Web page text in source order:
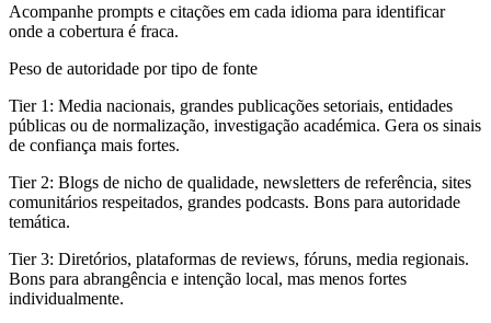
Acompanhe prompts e citações em cada idioma para identificar
onde a cobertura é fraca.
Peso de autoridade por tipo de fonte
Tier 1: Media nacionais, grandes publicações setoriais, entidades
públicas ou de normalização, investigação académica. Gera os sinais
de confiança mais fortes.
Tier 2: Blogs de nicho de qualidade, newsletters de referência, sites
comunitários respeitados, grandes podcasts. Bons para autoridade
temática.
Tier 3: Diretórios, plataformas de reviews, fóruns, media regionais.
Bons para abrangência e intenção local, mas menos fortes
individualmente.